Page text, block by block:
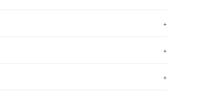
+
+
+